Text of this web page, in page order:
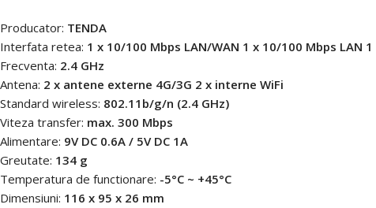
Producator: TENDA
Interfata retea: 1 x 10/100 Mbps LAN/WAN 1 x 10/100 Mbps LAN
Frecventa: 2.4 GHz
Antena: 2 x antene externe 4G/3G 2 x interne WiFi
Standard wireless: 802.11b/g/n (2.4 GHz)
Viteza transfer: max. 300 Mbps
Alimentare: 9V DC 0.6A / 5V DC 1A
Greutate: 134 g
Temperatura de functionare: -5°C ~ +45°C
Dimensiuni: 116 x 95 x 26 mm